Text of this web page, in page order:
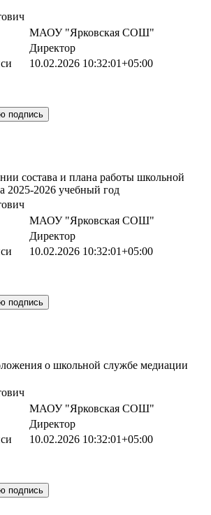
МАОУ "Ярковская СОШ"
Директор
10.02.2026 10:32:01+05:00
состава и плана работы школьной
2025-2026 учебный год
МАОУ "Ярковская СОШ"
Директор
10.02.2026 10:32:01+05:00
о школьной службе медиации
МАОУ "Ярковская СОШ"
Директор
10.02.2026 10:32:01+05:00